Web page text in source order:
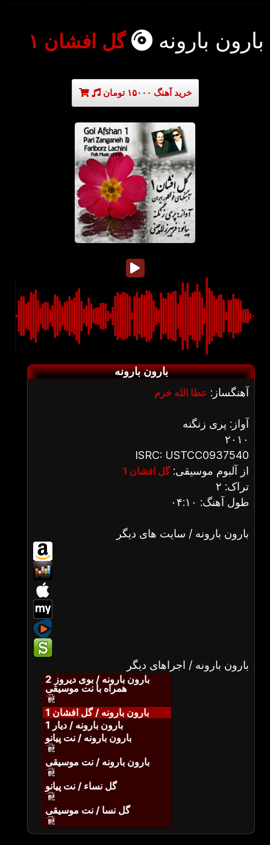
بارون بارونه گل افشان ۱
خرید آهنگ ۱۵۰۰۰ تومان
بارون بارونه
آهنگساز: عطا الله خرم
آواز: پری زنگنه
۲۰۱۰
ISRC: USTCC0937540
از آلبوم موسیقی:گل افشان 1
تراک: ۲
طول آهنگ: ۰۴:۱۰
بارون بارونه / سایت های دیگر
بارون بارونه / اجراهای دیگر
بارون بارونه / بوی دیروز 2
همراه با نت موسیقی
بارون بارونه / گل افشان 1
بارون بارونه / دیار 1
بارون بارونه / نت پیانو
بارون بارونه / نت موسیقی
گل نساء / نت پیانو
گل نسا / نت موسیقی